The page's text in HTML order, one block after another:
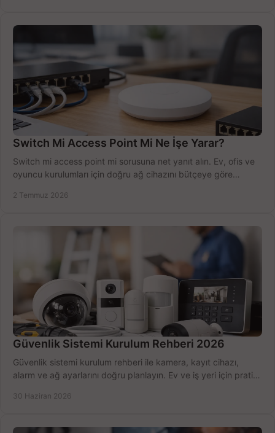
Switch Mi Access Point Mi Ne İşe Yarar?
Switch mi access point mi sorusuna net yanıt alın. Ev, ofis ve
oyuncu kurulumları için doğru ağ cihazını bütçeye göre
2 Temmuz 2026
Güvenlik Sistemi Kurulum Rehberi 2026
Güvenlik sistemi kurulum rehberi ile kamera, kayıt cihazı,
alarm ve ağ ayarlarını doğru planlayın. Ev ve iş yeri için pratik
30 Haziran 2026